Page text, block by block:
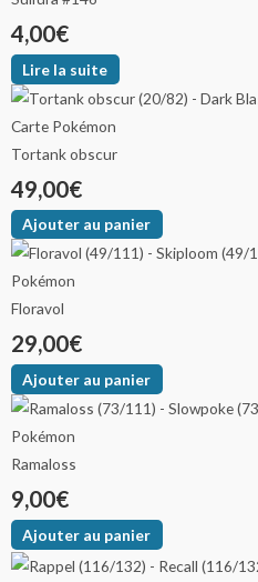
4,00€
Lire la suite
Tortank obscur
49,00€
Ajouter au panier
Floravol
29,00€
Ajouter au panier
Ramaloss
9,00€
Ajouter au panier